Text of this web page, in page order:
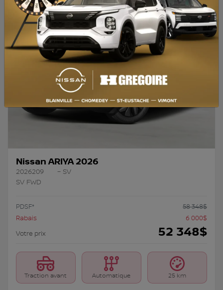
Précédent
Nissan ARIYA 2026
2026209
– SV
SV FWD
PDSF* 58 348$
Rabais
6 000$
Votre prix
52 348$
Traction avant Automatique 25 km